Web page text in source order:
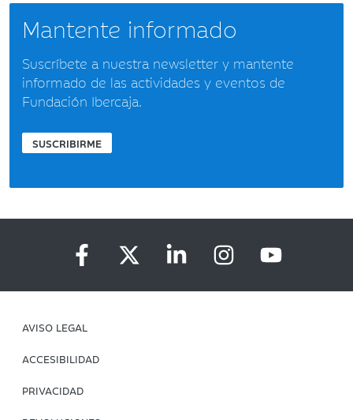
Mantente informado
Suscríbete a nuestra newsletter y mantente
informado de las actividades y eventos de
Fundación Ibercaja.
SUSCRIBIRME
AVISO LEGAL
ACCESIBILIDAD
PRIVACIDAD